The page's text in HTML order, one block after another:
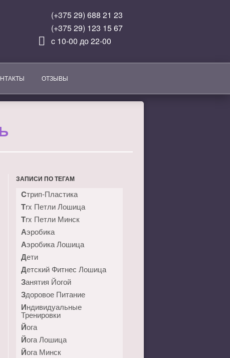
(+375 29) 688 21 23
(+375 29) 123 15 67
c 10-00 до 22-00
ОТЗЫВЫ
ЗАПИСИ ПО ТЕГАМ
Cтрип-Пластика
Trx Петли Лошица
Trx Петли Минск
Аэробика
Аэробика Лошица
Дети
Детский Фитнес Лошица
Занятия Йогой
Здоровое Питание
Индивидуальные
Тренировки
Йога
Йога Лошица
Йога Минск